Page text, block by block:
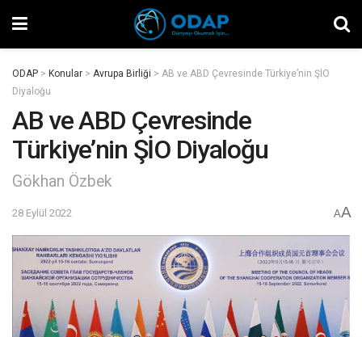
ODAP > Konular > Avrupa Birliği > AB ve ABD Çevresinde Türkiye’nin ŞİO
Diyaloğu
AB ve ABD Çevresinde
Türkiye’nin ŞİO Diyaloğu
Gökhan Özbek
28 Eylül 2022 AA